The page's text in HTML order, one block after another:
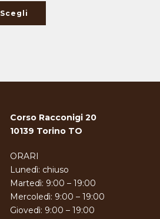
Scegli
Corso Racconigi 20
10139 Torino TO
ORARI
Lunedì: chiuso
Martedì: 9:00 – 19:00
Mercoledì: 9:00 – 19:00
Giovedì: 9:00 – 19:00